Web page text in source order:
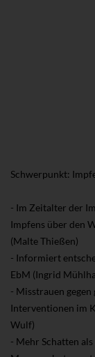
Schwerpunkt:
- Im Zeitalter der
Impfens über den
(Malte Thießen)
- Informiert
EbM (Ingrid
- Misstrauen
Interventionen im
Wulf)
- Mehr Schatten